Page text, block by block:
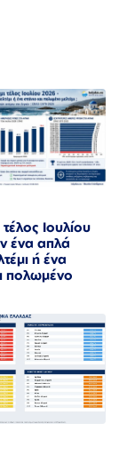
Ιουλίου
ένα απλά
ή ένα
πολωμένο